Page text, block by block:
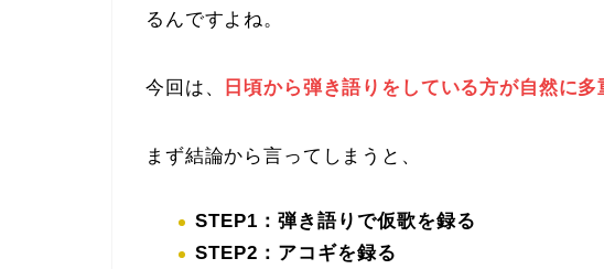
るんですよね。
今回は、 日頃から弾き語りをしている方が自然に
まず結論から言ってしまうと、
STEP1：弾き語りで仮歌を録る
STEP2：アコギを録る